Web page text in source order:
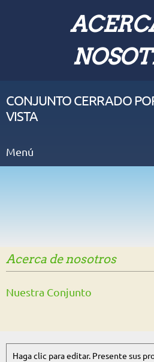
CONJUNTO CERRADO
VISTA
Menú
Acerca de nosotros
Nuestra Conjunto
Haga clic para editar. Presente sus